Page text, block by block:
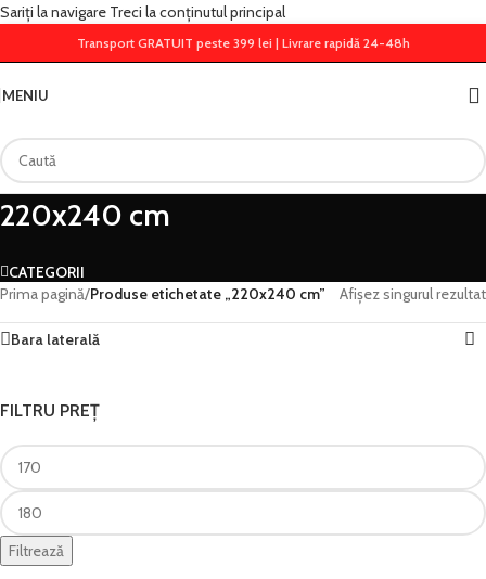
Sariți la navigare Treci la conținutul principal
Transport GRATUIT peste 399 lei | Livrare rapidă 24-48h
MENIU
220x240 cm
CATEGORII
FILTRU PREȚ
Filtrează
Prima pagină/Produse etichetate „220x240 cm” Afișez singurul rezultat
Bara laterală